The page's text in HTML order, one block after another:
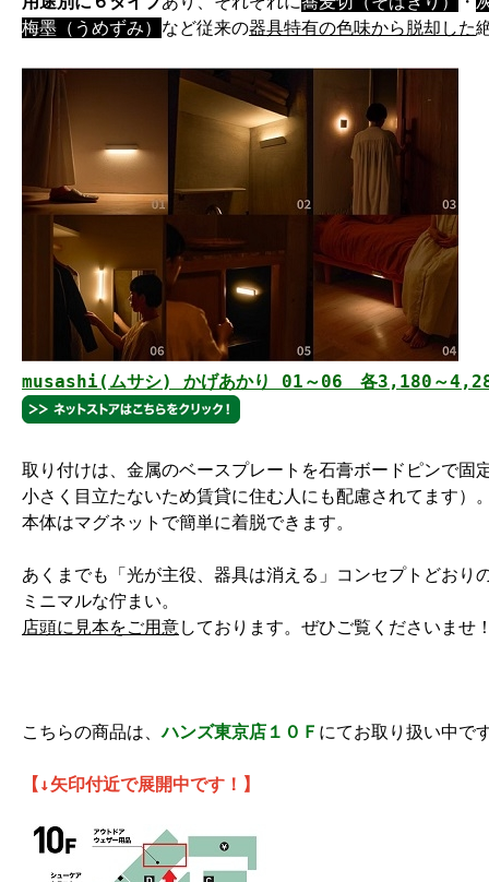
梅墨（うめずみ） など従来の器具特有の色味から脱却した
musashi(ムサシ) かげあかり 01～06　各3,180～
取り付けは、金属のベースプレートを石膏ボードピンで固
小さく目立たないため賃貸に住む人にも配慮されてます）
本体はマグネットで簡単に着脱できます。
あくまでも「光が主役、器具は消える」コンセプトどおり
ミニマルな佇まい。
店頭に見本をご用意しております。ぜひご覧くださいませ
こちらの商品は、ハンズ東京店１０Ｆ にてお取り扱い中で
【↓矢印付近で展開中です！】